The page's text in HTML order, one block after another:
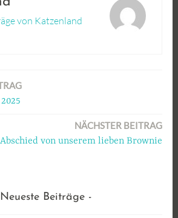
von Katzenland
NÄCHSTER BEITRAG
Abschied von unserem lieben Brownie
Neueste Beiträge